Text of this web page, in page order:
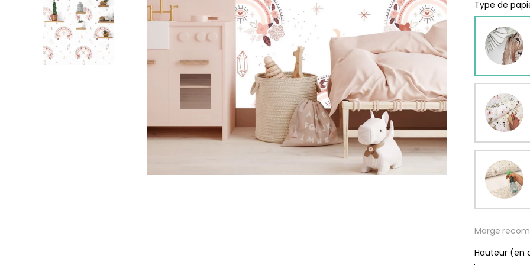
Palmiers
Feuillage
Nuages
Princesse
Pôle Nord
Voitures
À
de
29,90
Type de
Marge
Hauteur (en